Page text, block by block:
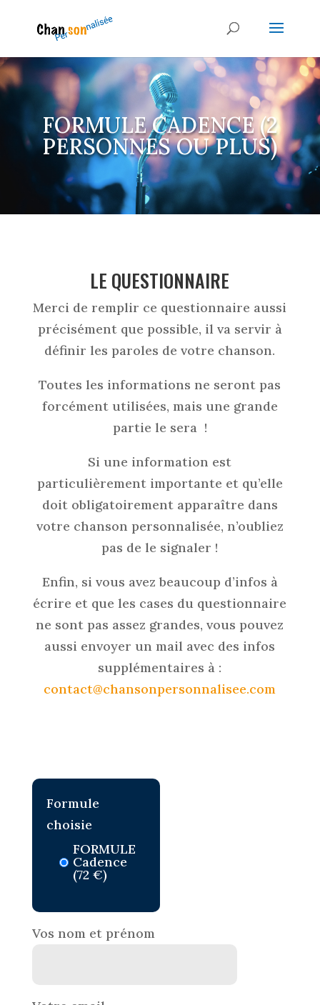
FORMULE CADENCE (2
PERSONNES OU PLUS)
LE QUESTIONNAIRE
Merci de remplir ce questionnaire aussi
précisément que possible, il va servir à
définir les paroles de votre chanson.
Toutes les informations ne seront pas
forcément utilisées, mais une grande
partie le sera !
Si une information est
particulièrement importante et qu’elle
doit obligatoirement apparaître dans
votre chanson personnalisée, n’oubliez
pas de le signaler !
Enfin, si vous avez beaucoup d’infos à
écrire et que les cases du questionnaire
ne sont pas assez grandes, vous pouvez
aussi envoyer un mail avec des infos
supplémentaires à :
contact@chansonpersonnalisee.com
Formule
choisie
FORMULE
Cadence
(72 €)
Vos nom et prénom